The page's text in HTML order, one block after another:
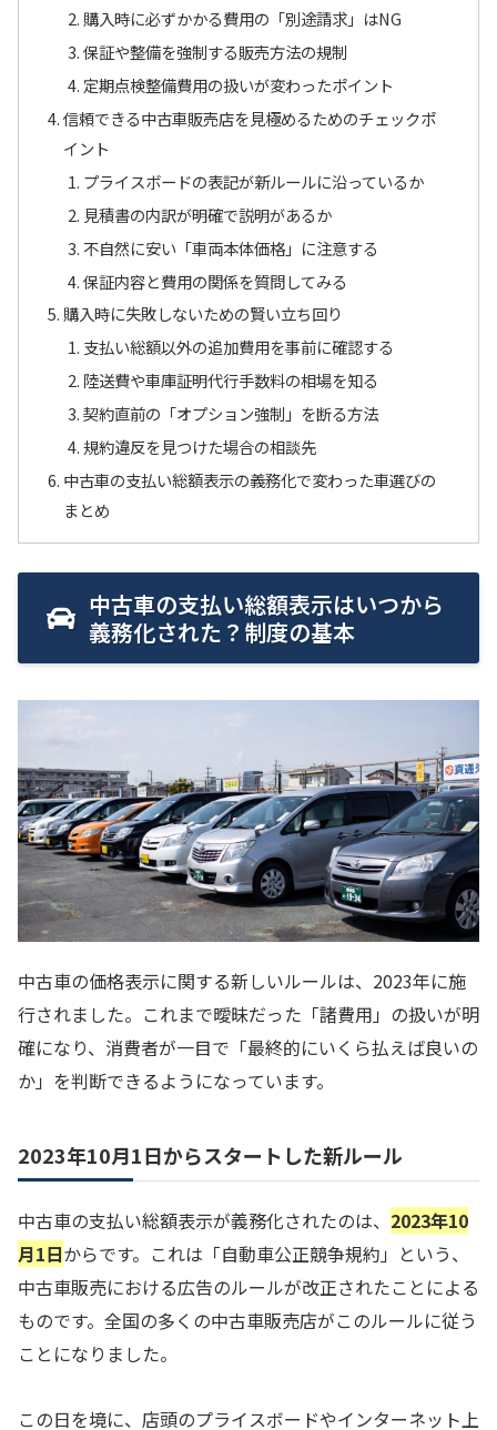
購入時に必ずかかる費用の「別途請求」はNG
保証や整備を強制する販売方法の規制
定期点検整備費用の扱いが変わったポイント
信頼できる中古車販売店を見極めるためのチェックポ
イント
プライスボードの表記が新ルールに沿っているか
見積書の内訳が明確で説明があるか
不自然に安い「車両本体価格」に注意する
保証内容と費用の関係を質問してみる
購入時に失敗しないための賢い立ち回り
支払い総額以外の追加費用を事前に確認する
陸送費や車庫証明代行手数料の相場を知る
契約直前の「オプション強制」を断る方法
規約違反を見つけた場合の相談先
中古車の支払い総額表示の義務化で変わった車選びの
まとめ
中古車の支払い総額表示はいつから
義務化された？制度の基本
中古車の価格表示に関する新しいルールは、2023年に施
行されました。これまで曖昧だった「諸費用」の扱いが明
確になり、消費者が一目で「最終的にいくら払えば良いの
か」を判断できるようになっています。
2023年10月1日からスタートした新ルール
中古車の支払い総額表示が義務化されたのは、 2023年10
月1日からです。これは「自動車公正競争規約」という、
中古車販売における広告のルールが改正されたことによる
ものです。全国の多くの中古車販売店がこのルールに従う
ことになりました。
この日を境に、店頭のプライスボードやインターネット上